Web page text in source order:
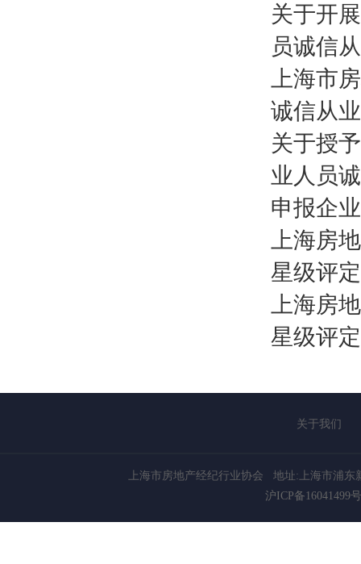
关于开
员诚信
上海市
诚信从
关于授
业人员
申报企
上海房
星级评
上海房
星级评
关于我们
上海市房地产经纪行业协会
地址:上海市浦东
沪ICP备16041499